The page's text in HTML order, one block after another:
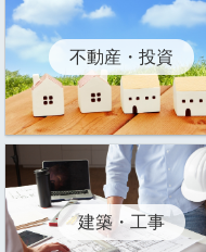
不動産・投資
建築・工事